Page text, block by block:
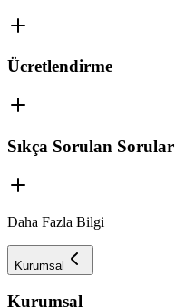
Ücretlendirme
Sıkça Sorulan Sorular
Daha Fazla Bilgi
Kurumsal
Kurumsal